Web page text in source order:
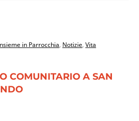
in Parrocchia, Notizie, Vita
COMUNITARIO A SAN